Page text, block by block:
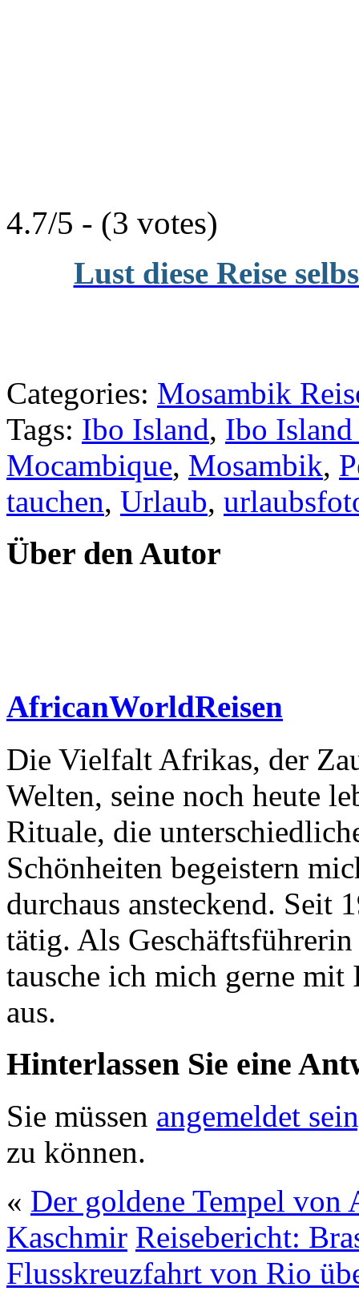
4.7/5 - (3 votes)
Lust diese Reise
Categories: Mosambik
Tags: Ibo Island, Ibo
Mocambique, Mosambik,
tauchen, Urlaub,
Über den Autor
AfricanWorldReisen
Die Vielfalt Afrikas, der
Welten, seine noch heute
Rituale, die
Schönheiten begeistern
durchaus ansteckend. Seit
tätig. Als
tausche ich mich gerne mit
aus.
Hinterlassen Sie eine
Sie müssen angemeldet
zu können.
« Der goldene Tempel von
Kaschmir Reisebericht:
Flusskreuzfahrt von Rio